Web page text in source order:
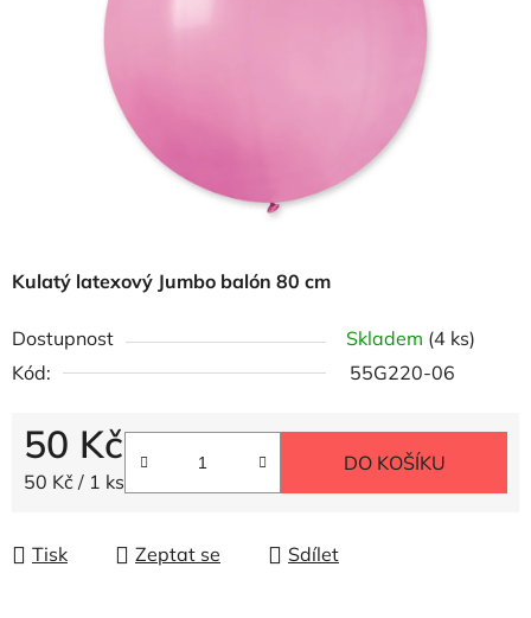
Kulatý latexový Jumbo balón 80 cm
Dostupnost Skladem (4 ks)
Kód:
55G220-06
50 Kč
Měrná cena:
50 Kč / 1 ks
DO KOŠÍKU
Tisk Zeptat se Sdílet